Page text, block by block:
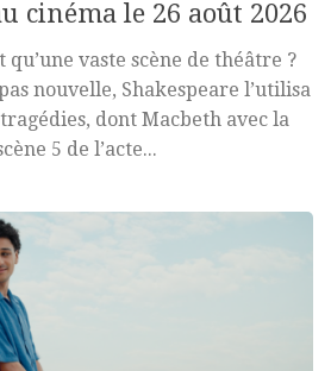
cinéma le 26 août 2026
qu’une vaste scène de théâtre ?
nouvelle, Shakespeare l’utilisa
dont Macbeth avec la
5 de l’acte...